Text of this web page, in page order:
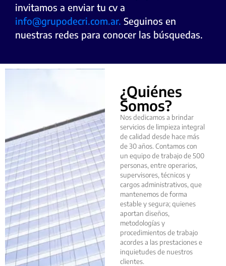
invitamos a enviar tu cv a
info@grupodecri.com.ar. Seguinos en
nuestras redes para conocer las búsquedas.
¿Quiénes
Somos?
Nos dedicamos a brindar
servicios de limpieza integral
de calidad desde hace más
de 30 años. Contamos con
un equipo de trabajo de 500
personas, entre operarios,
supervisores, técnicos y
cargos administrativos, que
mantenemos de forma
estable y segura; quienes
aportan diseños,
metodologías y
procedimientos de trabajo
acordes a las prestaciones e
inquietudes de nuestros
clientes.